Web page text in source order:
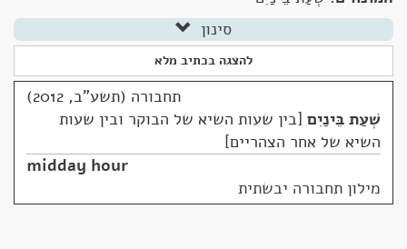
סינון
להצגה בכתיב מלא
תחבורה (תשע"ב, 2012)
שְׁעַת בֵּינַיִם בין שעות השיא של הבוקר ובין שעות
השיא של אחר הצהריים
midday hour
מילון תחבורה יבשתית